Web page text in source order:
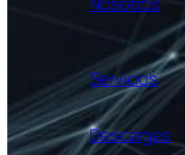
Servicios
Descargas